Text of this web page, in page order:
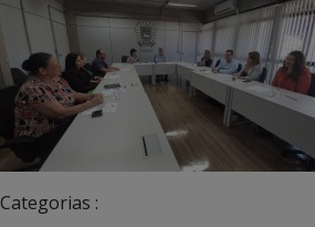
Categorias :